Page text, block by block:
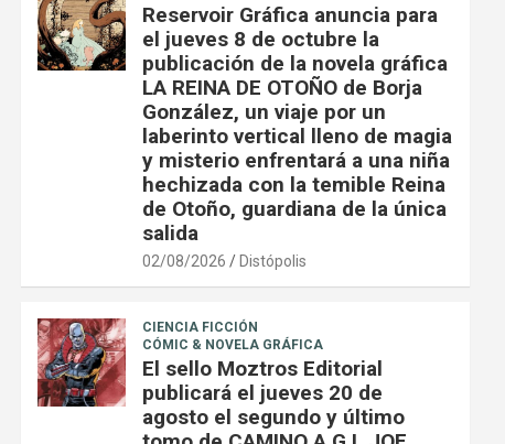
Reservoir Gráfica anuncia para
el jueves 8 de octubre la
publicación de la novela gráfica
LA REINA DE OTOÑO de Borja
González, un viaje por un
laberinto vertical lleno de magia
y misterio enfrentará a una niña
hechizada con la temible Reina
de Otoño, guardiana de la única
salida
02/08/2026 Distópolis
CIENCIA FICCIÓN
CÓMIC & NOVELA GRÁFICA
El sello Moztros Editorial
publicará el jueves 20 de
agosto el segundo y último